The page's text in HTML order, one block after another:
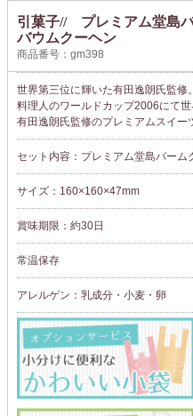
引菓子// プレミアム堂島
バウムクーヘン
商品番号：gm398
世界第三位に輝いた有田逸朗氏監修。
料理人のワールドカップ2006にて
有田逸朗氏監修のプレミアムスイー
セット内容：プレミアム堂島バーム
サイズ：160×160×47mm
賞味期限：約30日
常温保存
アレルゲン：乳成分・小麦・卵